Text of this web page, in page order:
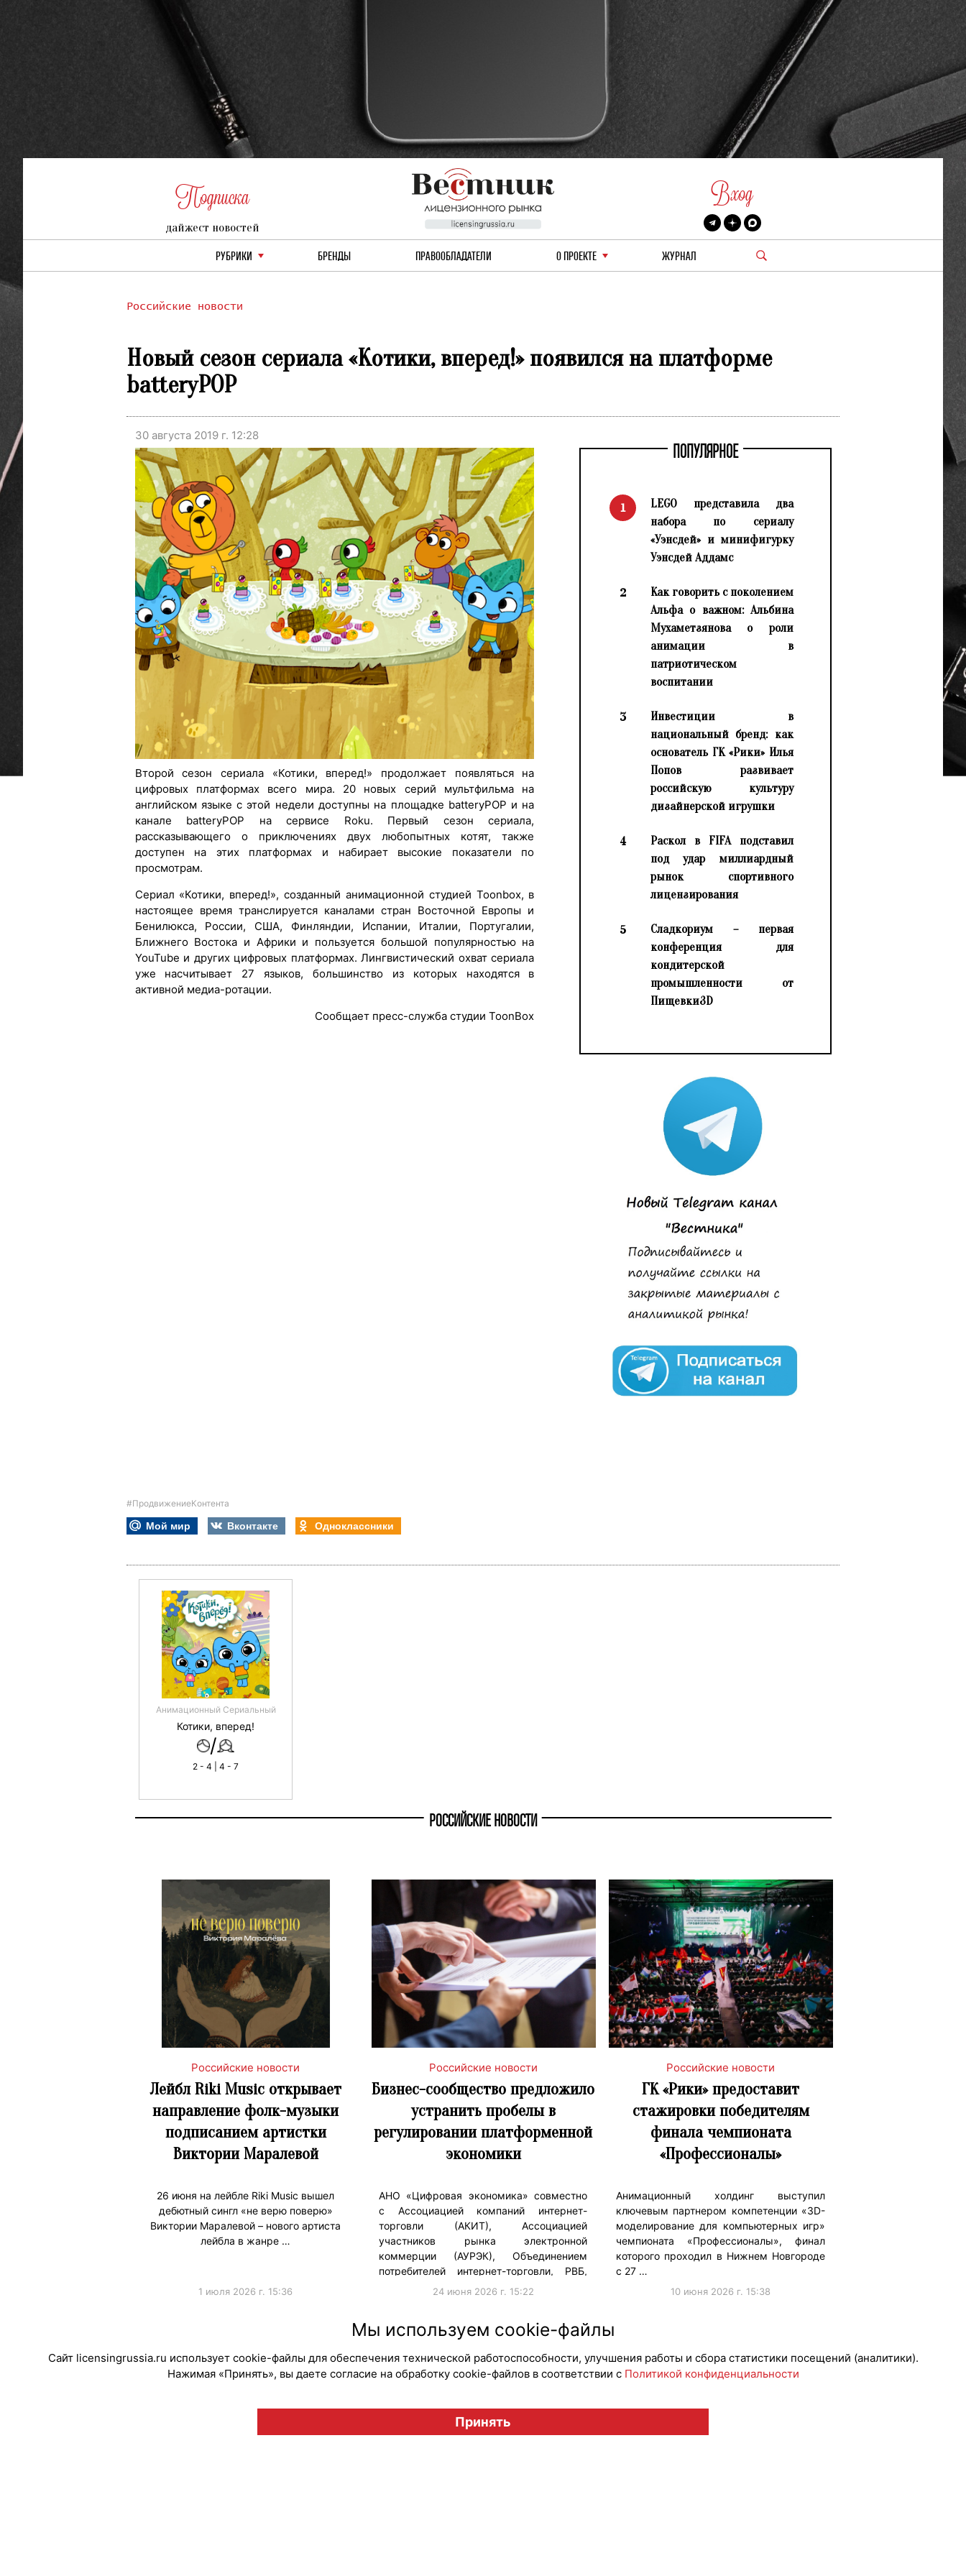
Подписка
дайжест новостей
Вход
РУБРИКИ БРЕНДЫ ПРАВООБЛАДАТЕЛИ О ПРОЕКТЕ ЖУРНАЛ
Российские новости
Новый сезон сериала «Котики, вперед!» появился на платформе
batteryPOP
30 августа 2019 г. 12:28
Второй сезон сериала «Котики, вперед!» продолжает появляться на
цифровых платформах всего мира. 20 новых серий мультфильма на
английском языке с этой недели доступны на площадке batteryPOP и на
канале batteryPOP на сервисе Roku. Первый сезон сериала,
рассказывающего о приключениях двух любопытных котят, также
доступен на этих платформах и набирает высокие показатели по
просмотрам.
Сериал «Котики, вперед!», созданный анимационной студией Toonbox, в
настоящее время транслируется каналами стран Восточной Европы и
Бенилюкса, России, США, Финляндии, Испании, Италии, Португалии,
Ближнего Востока и Африки и пользуется большой популярностью на
YouTube и других цифровых платформах. Лингвистический охват сериала
уже насчитывает 27 языков, большинство из которых находятся в
активной медиа-ротации.
Сообщает пресс-служба студии ToonBox
ПОПУЛЯРНОЕ
1
LEGO представила два
набора по сериалу
«Уэнсдей» и минифигурку
Уэнсдей Аддамс
2
Как говорить с поколением
Альфа о важном: Альбина
Мухаметзянова о роли
анимации в
патриотическом
воспитании
3
Инвестиции в
национальный бренд: как
основатель ГК «Рики» Илья
Попов развивает
российскую культуру
дизайнерской игрушки
4
Раскол в FIFA подставил
под удар миллиардный
рынок спортивного
лицензирования
5
Сладкориум – первая
конференция для
кондитерской
промышленности от
Пищевки3D
#ПродвижениеКонтента
Мой мир Вконтакте Одноклассники
Анимационный Сериальный
Котики, вперед!
/
2 - 4 | 4 - 7
РОССИЙСКИЕ НОВОСТИ
Российские новости
Лейбл Riki Music открывает
направление фолк-музыки
подписанием артистки
Виктории Маралевой
26 июня на лейбле Riki Music вышел
дебютный сингл «не верю поверю»
Виктории Маралевой – нового артиста
лейбла в жанре …
1 июля 2026 г. 15:36
Российские новости
Бизнес-сообщество предложило
устранить пробелы в
регулировании платформенной
экономики
АНО «Цифровая экономика» совместно
с Ассоциацией компаний интернет-
торговли (АКИТ), Ассоциацией
участников рынка электронной
коммерции (АУРЭК), Объединением
потребителей интернет-торговли, РВБ,
«Яндексом» и «Авито» …
24 июня 2026 г. 15:22
Российские новости
ГК «Рики» предоставит
стажировки победителям
финала чемпионата
«Профессионалы»
Анимационный холдинг выступил
ключевым партнером компетенции «3D-
моделирование для компьютерных игр»
чемпионата «Профессионалы», финал
которого проходил в Нижнем Новгороде
с 27 …
10 июня 2026 г. 15:38
© "Вестник лицензионного рынка", licensingrussia.ru, 2009-2026 12+
Мы используем cookie-файлы
Сайт licensingrussia.ru использует cookie-файлы для обеспечения технической работоспособности, улучшения работы и сбора статистики посещений (аналитики).
Нажимая «Принять», вы даете согласие на обработку cookie-файлов в соответствии с Политикой конфиденциальности
Принять